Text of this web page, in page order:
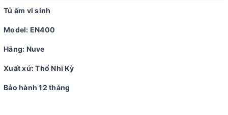
Tủ ấm vi sinh
Model: EN400
Hãng: Nuve
Xuất xứ: Thổ Nhĩ Kỳ
Bảo hành 12 tháng